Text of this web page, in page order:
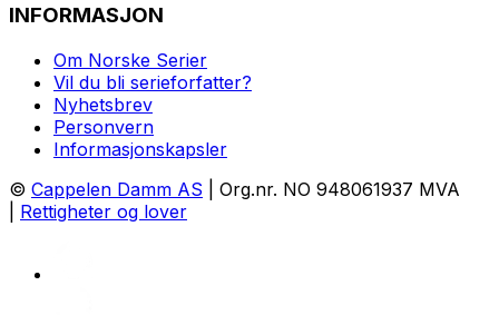
INFORMASJON
Om Norske Serier
Vil du bli serieforfatter?
Nyhetsbrev
Personvern
Informasjonskapsler
© Cappelen Damm AS | Org.nr. NO 948061937 MVA
Rettigheter og lover